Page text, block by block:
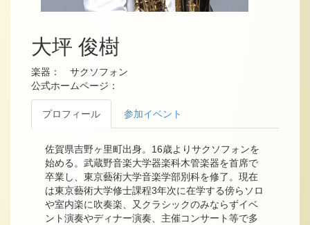
大坪 俊樹
楽器： サクソフォン
公式ホームページ：
プロフィール 参加イベント
佐賀県吉野ヶ里町出身。16歳よりサクソフォンを
始める。武蔵野音楽大学器楽科木管楽器を首席で
卒業し、東京藝術大学音楽学部別科を修了。現在
は東京藝術大学修士課程3年次に在学する傍らソロ
や室内楽に吹奏楽、又クラシックのみならずイベ
ント演奏やディナー演奏、主催コンサート等で多